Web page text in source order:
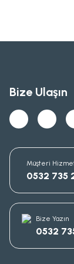
Bize Ulaşın
Müşteri
0532 735
Bize Yazın
0532